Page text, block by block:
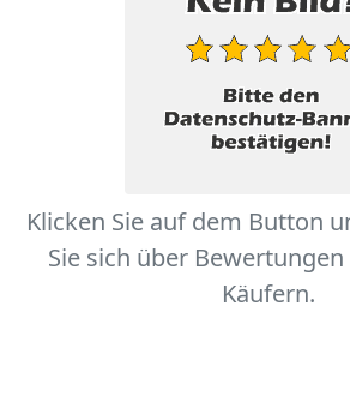
Klicken Sie auf dem Button
Sie sich über
Käufern.